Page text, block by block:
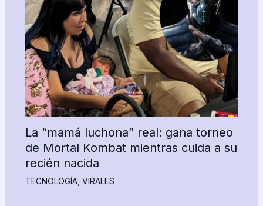
La “mamá luchona” real: gana torneo
de Mortal Kombat mientras cuida a su
recién nacida
TECNOLOGÍA, VIRALES